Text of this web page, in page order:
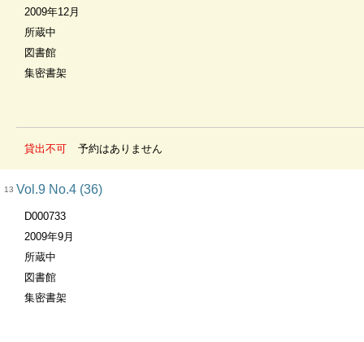
2009年12月
所蔵中
図書館
集密書架
貸出不可 予約はありません
13 Vol.9 No.4 (36)
D000733
2009年9月
所蔵中
図書館
集密書架